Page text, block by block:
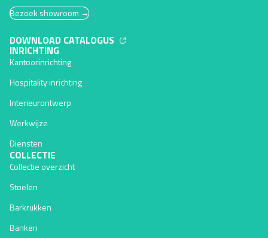
Bezoek showroom →
DOWNLOAD CATALOGUS
INRICHTING
Kantoorinrichting
Hospitality inrichting
Interieurontwerp
Werkwijze
Diensten
COLLECTIE
Collectie overzicht
Stoelen
Barkrukken
Banken